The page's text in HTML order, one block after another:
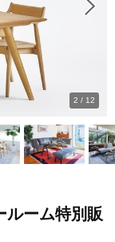
2 / 12
ルーム特別販